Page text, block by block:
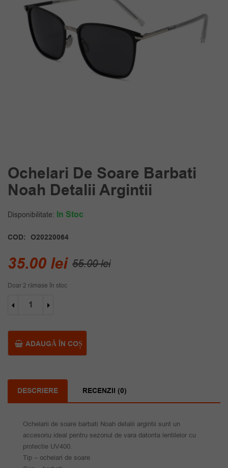
Ochelari De Soare Barbati
Noah Detalii Argintii
Disponibilitate: In Stoc
COD: O20220064
55.00leiPrețul
35.00 lei
Prețul
Doar 2 rămase în stoc
Cantitate
Ochelari
Noah
detalii
ADAUGĂ ÎN COȘ
DESCRIERE RECENZII (0)
Ochelarii de soare barbati Noah detalii argintii sunt un
accesoriu ideal pentru sezonul de vara datorita lentilelor cu
protectie UV400.
Tip – ochelari de soare